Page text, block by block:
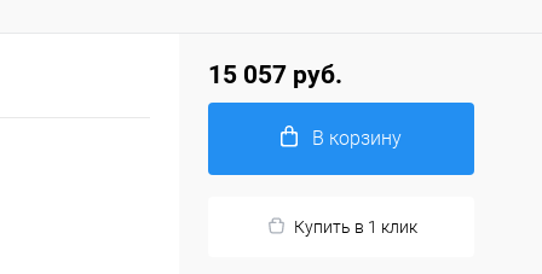
15 057 руб.
В корзину
Купить в 1 клик